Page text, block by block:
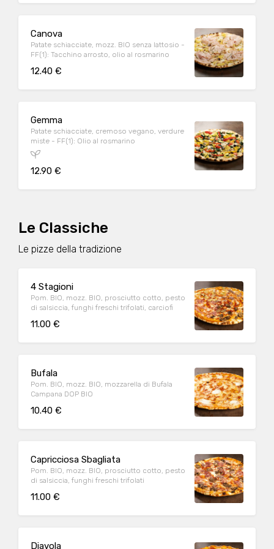
Canova
Patate schiacciate, mozz. BIO senza lattosio -
FF(1): Tacchino arrosto, olio al rosmarino
12.40 €
Gemma
Patate schiacciate, cremoso vegano, verdure
miste - FF(1): Olio al rosmarino
12.90 €
Le Classiche
Le pizze della tradizione
4 Stagioni
Pom. BIO, mozz. BIO, prosciutto cotto, pesto
di salsiccia, funghi freschi trifolati, carciofi
11.00 €
Bufala
Pom. BIO, mozz. BIO, mozzarella di Bufala
Campana DOP BIO
10.40 €
Capricciosa Sbagliata
Pom. BIO, mozz. BIO, prosciutto cotto, pesto
di salsiccia, funghi freschi trifolati
11.00 €
Diavola